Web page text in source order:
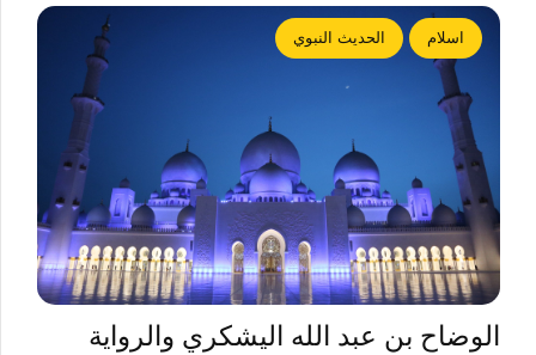
اسلام الحديث النبوي
الوضاح بن عبد الله اليشكري والرواية